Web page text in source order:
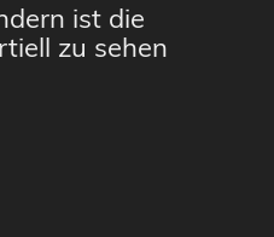
ist die
zu sehen